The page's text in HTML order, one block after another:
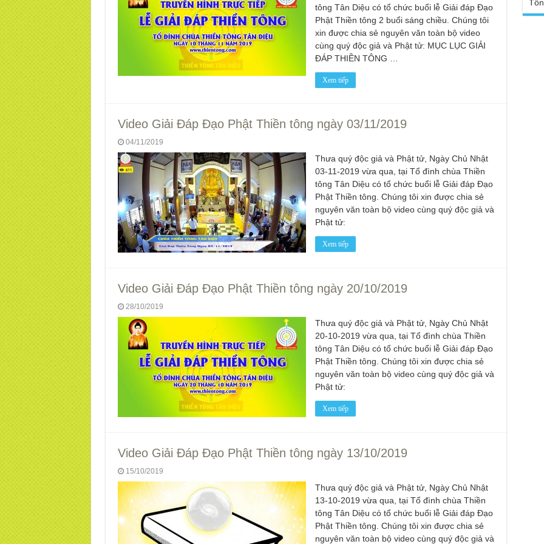
tông Tân Diệu có tổ chức buổi lễ Giải đáp Đạo
Phật Thiền tông 2 buổi sáng chiều. Chúng tôi
xin được chia sẻ nguyên văn toàn bộ video
cùng quý độc giả và Phật tử: MỤC LỤC GIẢI
ĐÁP THIỀN TÔNG …
Xem tiếp
Video Giải Đáp Đạo Phật Thiền tông ngày 03/11/2019
04/11/2019
Thưa quý độc giả và Phật tử, Ngày Chủ Nhật
03-11-2019 vừa qua, tại Tổ đình chùa Thiền
tông Tân Diệu có tổ chức buổi lễ Giải đáp Đạo
Phật Thiền tông. Chúng tôi xin được chia sẻ
nguyên văn toàn bộ video cùng quý độc giả và
Phật tử:
Xem tiếp
Video Giải Đáp Đạo Phật Thiền tông ngày 20/10/2019
28/10/2019
Thưa quý độc giả và Phật tử, Ngày Chủ Nhật
20-10-2019 vừa qua, tại Tổ đình chùa Thiền
tông Tân Diệu có tổ chức buổi lễ Giải đáp Đạo
Phật Thiền tông. Chúng tôi xin được chia sẻ
nguyên văn toàn bộ video cùng quý độc giả và
Phật tử:
Xem tiếp
Video Giải Đáp Đạo Phật Thiền tông ngày 13/10/2019
15/10/2019
Thưa quý độc giả và Phật tử, Ngày Chủ Nhật
13-10-2019 vừa qua, tại Tổ đình chùa Thiền
tông Tân Diệu có tổ chức buổi lễ Giải đáp Đạo
Phật Thiền tông. Chúng tôi xin được chia sẻ
nguyên văn toàn bộ video cùng quý độc giả và